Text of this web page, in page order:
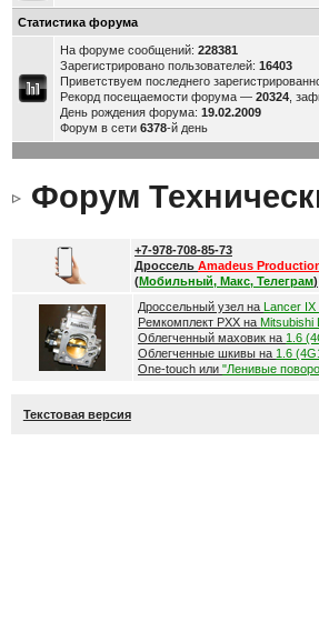
Статистика форума
На форуме сообщений: 228381
Зарегистрировано пользователей: 16403
Приветствуем последнего
Рекорд посещаемости форума — 20324,
День рождения форума: 19.02.2009
Форум в сети 6378-й день
Форум
+7-978-708-85-73
Дроссель Amadeus
(Мобильный, Макс, Телеграм)
Дроссельный узел на Lancer
Ремкомплект РХХ на Mitsubishi
Облегченный маховик на 1.6
Облегченные шкивы на 1.6
One-touch или "Ленивые
Текстовая версия